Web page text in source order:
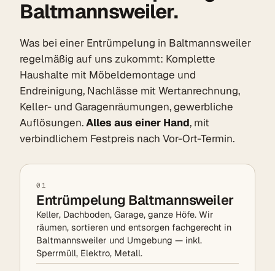
Baltmannsweiler.
Was bei einer Entrümpelung in Baltmannsweiler
regelmäßig auf uns zukommt: Komplette
Haushalte mit Möbeldemontage und
Endreinigung, Nachlässe mit Wertanrechnung,
Keller- und Garagenräumungen, gewerbliche
Auflösungen.Alles aus einer Hand, mit
verbindlichem Festpreis nach Vor-Ort-Termin.
01
Entrümpelung Baltmannsweiler
Keller, Dachboden, Garage, ganze Höfe. Wir
räumen, sortieren und entsorgen fachgerecht in
Baltmannsweiler und Umgebung — inkl.
Sperrmüll, Elektro, Metall.